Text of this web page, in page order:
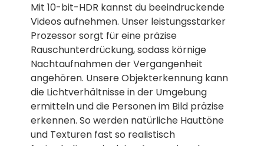
Mit 10-bit-HDR kannst du beeindruckende
Videos aufnehmen. Unser leistungsstarker
Prozessor sorgt für eine präzise
Rauschunterdrückung, sodass körnige
Nachtaufnahmen der Vergangenheit
angehören. Unsere Objekterkennung kann
die Lichtverhältnisse in der Umgebung
ermitteln und die Personen im Bild präzise
erkennen. So werden natürliche Hauttöne
und Texturen fast so realistisch